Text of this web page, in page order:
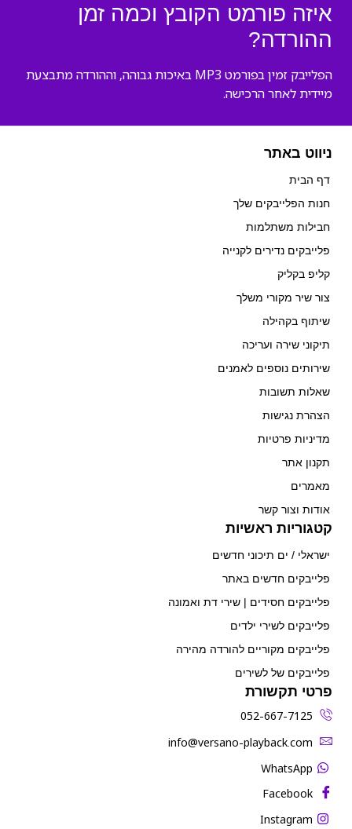
איזה פורמט הקובץ וכמה זמן
ההורדה?
הפלייבק זמין בפורמט MP3 באיכות גבוהה, וההורדה מתבצעת
מיידית לאחר הרכישה.
ניווט באתר
דף הבית
חנות הפלייבקים שלך
חבילות משתלמות
פלייבקים נדירים לקנייה
קליפ בקליק
צור שיר מקורי משלך
שיתוף בקהילה
תיקוני שירה ועריכה
שירותים נוספים לאמנים
שאלות תשובות
הצהרת נגישות
מדיניות פרטיות
תקנון אתר
מאמרים
אודות וצור קשר
קטגוריות ראשיות
ישראלי / ים תיכוני חדשים
פלייבקים חדשים באתר
פלייבקים חסידים | שירי דת ואמונה
פלייבקים לשירי ילדים
פלייבקים מקוריים להורדה מהירה
פלייבקים של לשירים
פרטי תקשורת
052-667-7125
‫info@versano-playback.com‬
WhatsApp
Facebook
Instagram